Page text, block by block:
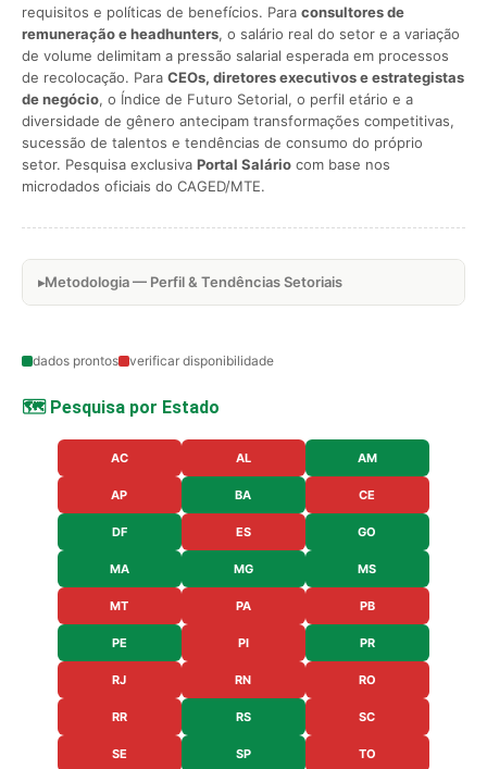
requisitos e políticas de benefícios. Para consultores de
remuneração e headhunters, o salário real do setor e a variação
de volume delimitam a pressão salarial esperada em processos
de recolocação. Para CEOs, diretores executivos e estrategistas
de negócio, o Índice de Futuro Setorial, o perfil etário e a
diversidade de gênero antecipam transformações competitivas,
sucessão de talentos e tendências de consumo do próprio
setor. Pesquisa exclusiva Portal Salário com base nos
microdados oficiais do CAGED/MTE.
Metodologia — Perfil & Tendências Setoriais
dados prontos verificar disponibilidade
🗺️ Pesquisa por Estado
AC AL AM
AP BA CE
DF ES GO
MA MG MS
MT PA PB
PE PI PR
RJ RN RO
RR RS SC
SE SP TO